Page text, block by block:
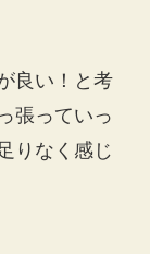
良い！と考
張っていっ
りなく感じ